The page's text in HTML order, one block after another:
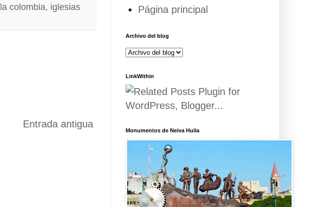
colombia, iglesias
Entrada antigua
Página principal
Archivo del blog
LinkWithin
Monumentos de Neiva Huila